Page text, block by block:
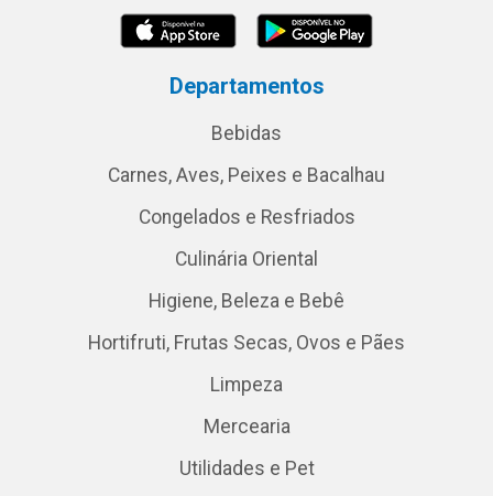
Departamentos
Bebidas
Carnes, Aves, Peixes e Bacalhau
Congelados e Resfriados
Culinária Oriental
Higiene, Beleza e Bebê
Hortifruti, Frutas Secas, Ovos e Pães
Limpeza
Mercearia
Utilidades e Pet